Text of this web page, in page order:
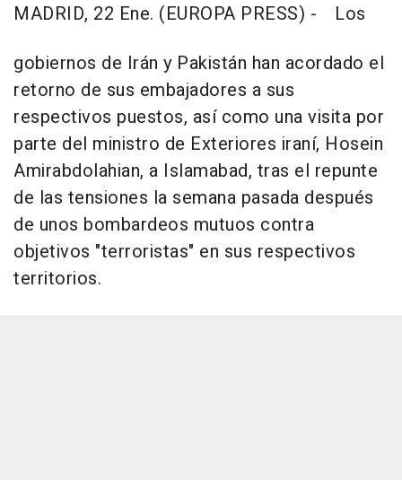
MADRID, 22 Ene. (EUROPA PRESS) -
Los
gobiernos de Irán y Pakistán han acordado el
retorno de sus embajadores a sus
respectivos puestos, así como una visita por
parte del ministro de Exteriores iraní, Hosein
Amirabdolahian, a Islamabad, tras el repunte
de las tensiones la semana pasada después
de unos bombardeos mutuos contra
objetivos "terroristas" en sus respectivos
territorios.